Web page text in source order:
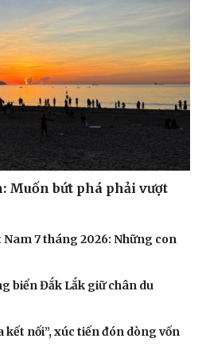
Muốn bứt phá phải vượt
Nam 7 tháng 2026: Những con
biển Đắk Lắk giữ chân du
kết nối”, xúc tiến đón dòng vốn